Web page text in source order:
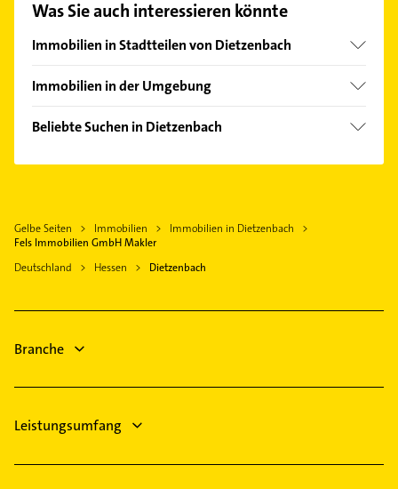
finden Sie alleKontaktdaten.
Was Sie auch interessieren könnte
Immobilien in Stadtteilen von Dietzenbach
Hexenberg
Immobilien in der Umgebung
Rödermark
Dreieich
Rodgau
Egelsbach
Dieburg
Frankfurt am Main
Beliebte Suchen in Dietzenbach
Klempner
Gasinstallateur
Maler
Phoniatrie
Logopädie
Gelbe Seiten Immobilien
Immobilien in Dietzenbach
Fels Immobilien GmbH Makler
Deutschland
Hessen Dietzenbach
Branche
Leistungsumfang